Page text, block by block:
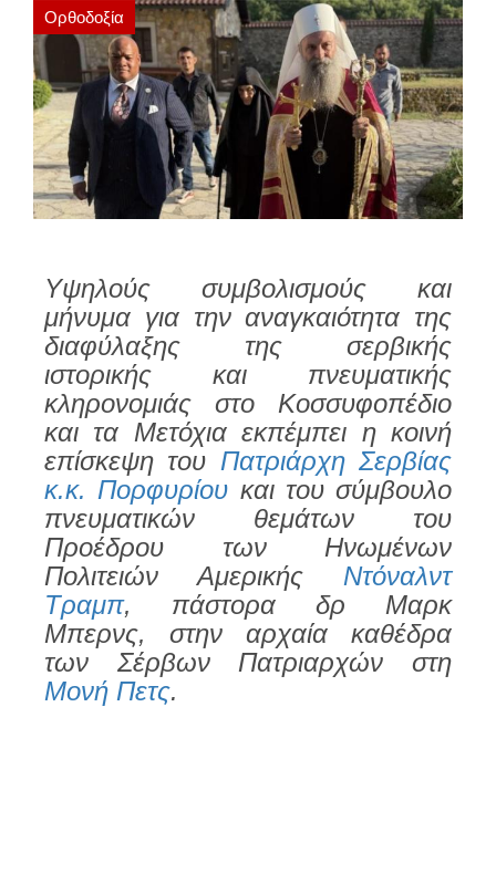
Ορθοδοξία
Υψηλούς συμβολισμούς και
μήνυμα για την αναγκαιότητα της
διαφύλαξης της σερβικής
ιστορικής και πνευματικής
κληρονομιάς στο Κοσσυφοπέδιο
και τα Μετόχια εκπέμπει η κοινή
επίσκεψη του Πατριάρχη Σερβίας
κ.κ. Πορφυρίου και του σύμβουλο
πνευματικών θεμάτων του
Προέδρου των Ηνωμένων
Πολιτειών Αμερικής Ντόναλντ
Τραμπ, πάστορα δρ Μαρκ
Μπερνς, στην αρχαία καθέδρα
των Σέρβων Πατριαρχών στη
Μονή Πετς.